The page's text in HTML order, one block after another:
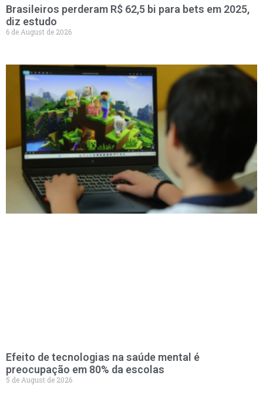
Brasileiros perderam R$ 62,5 bi para bets em 2025,
diz estudo
6 de August de 2026
Efeito de tecnologias na saúde mental é
preocupação em 80% da escolas
5 de August de 2026